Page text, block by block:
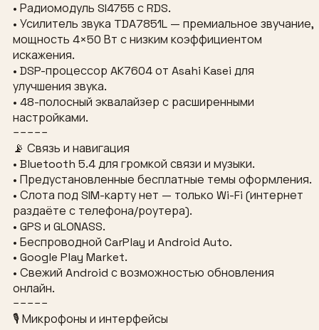
• Радиомодуль SI4755 с RDS.
• Усилитель звука TDA7851L — премиальное звучание,
мощность 4×50 Вт с низким коэффициентом
искажения.
• DSP-процессор AK7604 от Asahi Kasei для
улучшения звука.
• 48-полосный эквалайзер с расширенными
настройками.
−−−−−
📡 Связь и навигация
• Bluetooth 5.4 для громкой связи и музыки.
• Предустановленные бесплатные темы оформления.
• Слота под SIM-карту нет — только Wi-Fi (интернет
раздаёте с телефона/роутера).
• GPS и GLONASS.
• Беспроводной CarPlay и Android Auto.
• Google Play Market.
• Свежий Android с возможностью обновления
онлайн.
−−−−−
🎙 Микрофоны и интерфейсы